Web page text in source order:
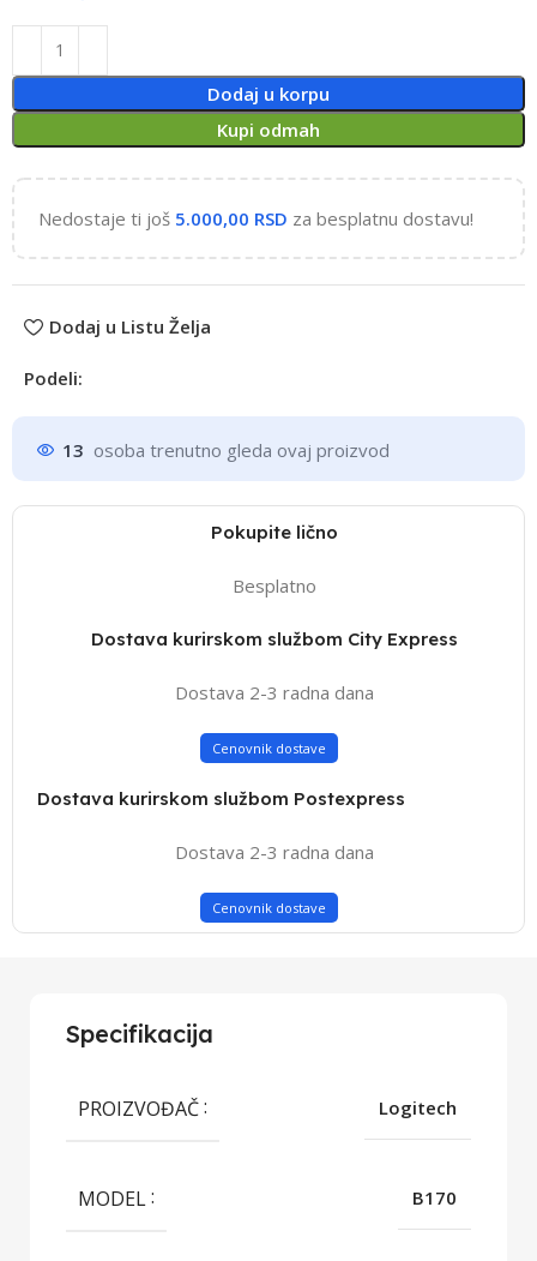
Dodaj u korpu
Kupi odmah
Nedostaje ti još 5.000,00 RSD za besplatnu dostavu!
Dodaj u Listu Želja
Podeli:
13 osoba trenutno gleda ovaj proizvod
Pokupite lično
Besplatno
Dostava kurirskom službom City Express
Dostava 2-3 radna dana
Cenovnik dostave
Dostava kurirskom službom Postexpress
Dostava 2-3 radna dana
Cenovnik dostave
Specifikacija
PROIZVOĐAČ Logitech
MODEL B170